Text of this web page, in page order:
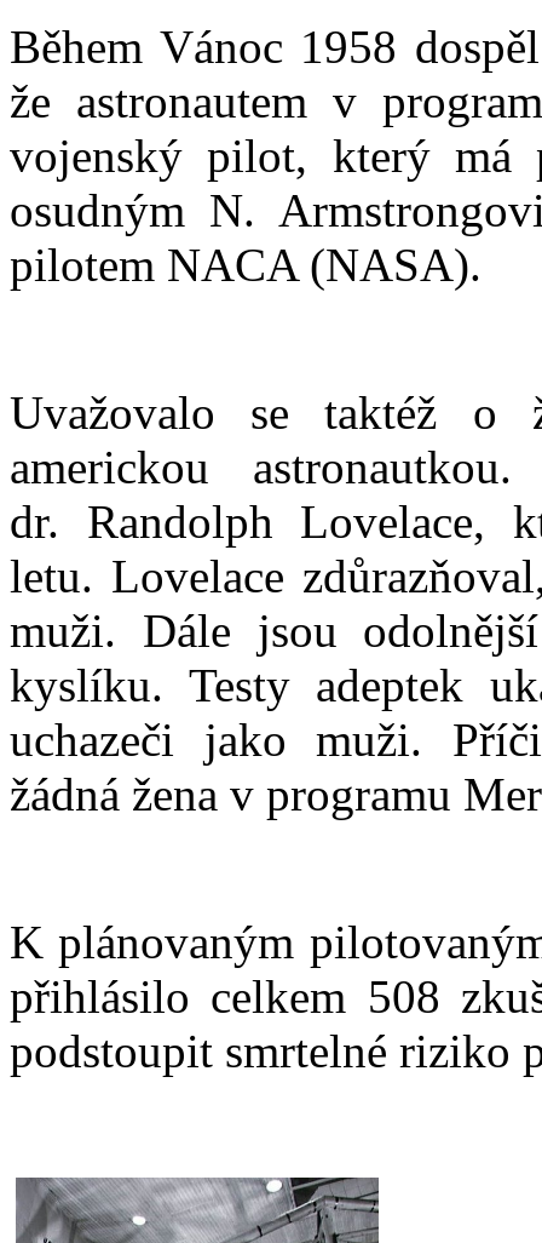
Během Vánoc 1958
že astronautem v
vojenský pilot, který má
osudným N.
pilotem NACA (NASA).
Uvažovalo se taktéž o
americkou
dr. Randolph Lovelace,
letu. Lovelace
muži. Dále jsou
kyslíku. Testy adeptek
uchazeči jako muži.
žádná žena v programu
K plánovaným
přihlásilo celkem 508
podstoupit smrtelné riziko